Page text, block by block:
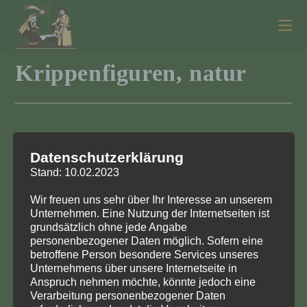
Inhalt
springen
Krippenfiguren, natur
83/142 F4
Figurengruppe, Kameltreiber, Kamel ( im Schritt),
Kameltreiber nicht farbig sondern naturfarben
Figuren Figuren und Bestückungen
Datenschutzerklärung
Stand: 10.02.2023
Wir freuen uns sehr über Ihr Interesse an unserem
Unternehmen. Eine Nutzung der Internetseiten ist
grundsätzlich ohne jede Angabe
personenbezogener Daten möglich. Sofern eine
betroffene Person besondere Services unseres
Unternehmens über unsere Internetseite in
Anspruch nehmen möchte, könnte jedoch eine
Verarbeitung personenbezogener Daten